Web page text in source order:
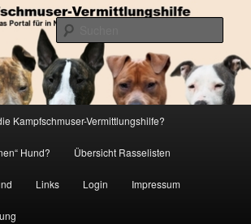
Vermittlungshilfe
Not geratene Listenhunde
Kampfschmuser-Vermittlungshilfe?
Hund? Übersicht Rasselisten
Links Login Impressum